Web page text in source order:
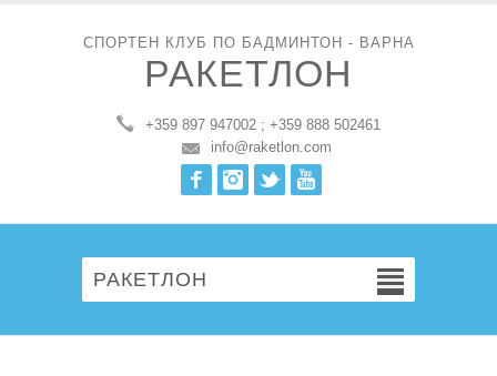
СПОРТЕН КЛУБ ПО БАДМИНТОН - ВАРНА
РАКЕТЛОН
+359 897 947002 ; +359 888 502461
info@raketlon.com
FacebookInstagram
Twitter
РАКЕТЛОН